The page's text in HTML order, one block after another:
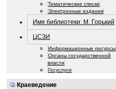
Тематические списки
Электронные издания
Имя библиотеки: М. Горький
ЦСЗИ
Информационные ресурсы
Органы государственной
власти
Госуслуги
Краеведение